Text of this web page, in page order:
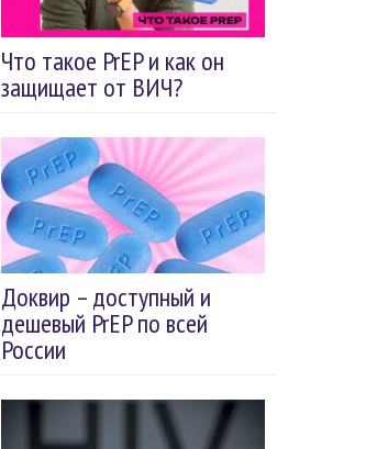
Что такое PrEP и как он
защищает от ВИЧ?
Доквир – доступный и
дешевый PrEP по всей
России